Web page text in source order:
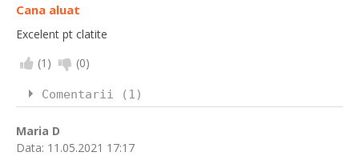
Cana aluat
Excelent pt clatite
(1 ) (0)
Comentarii (1)
Maria D
Data: 11.05.2021 17:17